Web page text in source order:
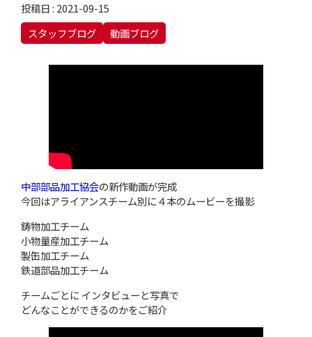
投稿日 : 2021-09-15
スタッフブログ
動画ブログ
中部部品加工協会の新作動画が完成
今回はアライアンスチーム別に４本のムービーを撮影
鋳物加工チーム
小物量産加工チーム
製缶加工チーム
鉄道部品加工チーム
チームごとに インタビューと写真で
どんなことができるのかをご紹介